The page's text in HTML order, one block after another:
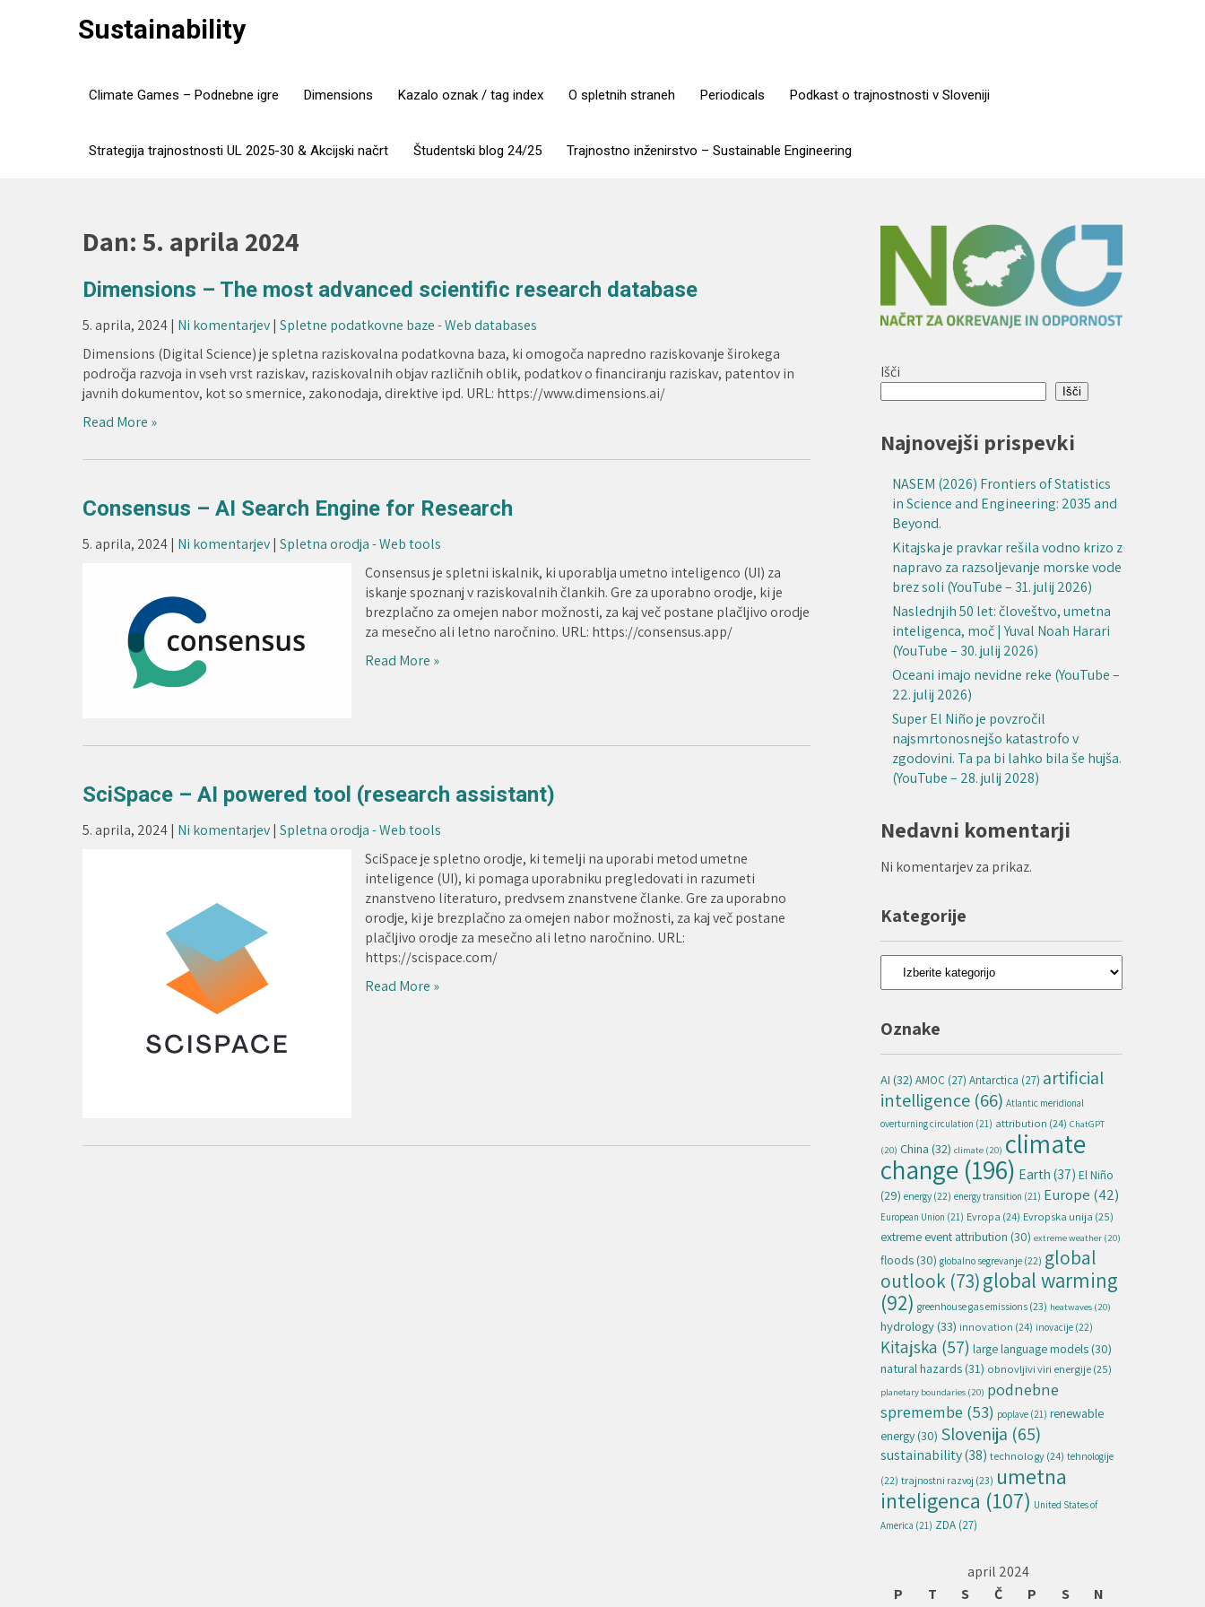
Sustainability
Climate Games – Podnebne igre Dimensions Kazalo oznak / tag index O spletnih straneh Periodicals Podkast o trajnostnosti v Sloveniji
Strategija trajnostnosti UL 2025-30 & Akcijski načrt Študentski blog 24/25 Trajnostno inženirstvo – Sustainable Engineering
Dan: 5. aprila 2024
Dimensions – The most advanced scientific research database
5. aprila, 2024| Ni komentarjev| Spletne podatkovne baze - Web databases
Dimensions (Digital Science) je spletna raziskovalna podatkovna baza, ki omogoča napredno raziskovanje širokega
področja razvoja in vseh vrst raziskav, raziskovalnih objav različnih oblik, podatkov o financiranju raziskav, patentov in
javnih dokumentov, kot so smernice, zakonodaja, direktive ipd. URL: https://www.dimensions.ai/
Read More »
Consensus – AI Search Engine for Research
5. aprila, 2024| Ni komentarjev| Spletna orodja - Web tools
Consensus je spletni iskalnik, ki uporablja umetno inteligenco (UI) za
iskanje spoznanj v raziskovalnih člankih. Gre za uporabno orodje, ki je
brezplačno za omejen nabor možnosti, za kaj več postane plačljivo orodje
za mesečno ali letno naročnino. URL: https://consensus.app/
Read More »
SciSpace – AI powered tool (research assistant)
5. aprila, 2024| Ni komentarjev| Spletna orodja - Web tools
SciSpace je spletno orodje, ki temelji na uporabi metod umetne
inteligence (UI), ki pomaga uporabniku pregledovati in razumeti
znanstveno literaturo, predvsem znanstvene članke. Gre za uporabno
orodje, ki je brezplačno za omejen nabor možnosti, za kaj več postane
plačljivo orodje za mesečno ali letno naročnino. URL:
https://scispace.com/
Read More »
Išči
Išči
Najnovejši prispevki
NASEM (2026) Frontiers of Statistics
in Science and Engineering: 2035 and
Beyond.
Kitajska je pravkar rešila vodno krizo z
napravo za razsoljevanje morske vode
brez soli (YouTube – 31. julij 2026)
Naslednjih 50 let: človeštvo, umetna
inteligenca, moč | Yuval Noah Harari
(YouTube – 30. julij 2026)
Oceani imajo nevidne reke (YouTube –
22. julij 2026)
Super El Niño je povzročil
najsmrtonosnejšo katastrofo v
zgodovini. Ta pa bi lahko bila še hujša.
(YouTube – 28. julij 2028)
Nedavni komentarji
Ni komentarjev za prikaz.
Kategorije
Kategorije
Oznake
AI (32) AMOC (27) Antarctica (27) artificial
intelligence (66) Atlantic meridional
overturning circulation (21) attribution (24) ChatGPT
(20) China (32) climate (20) climate
change (196) Earth (37) El Niño
(29) energy (22) energy transition (21) Europe (42)
European Union (21) Evropa (24) Evropska unija (25)
extreme event attribution (30) extreme weather (20)
floods (30) globalno segrevanje (22) global
outlook (73)global warming
(92) greenhouse gas emissions (23) heatwaves (20)
hydrology(33) innovation (24) inovacije (22)
Kitajska (57) large language models (30)
natural hazards (31) obnovljivi viri energije(25)
planetary boundaries (20) podnebne
spremembe (53) poplave (21) renewable
energy (30) Slovenija (65)
sustainability(38) technology(24) tehnologije
(22) trajnostni razvoj (23) umetna
inteligenca (107) United States of
America (21) ZDA (27)
april 2024
P
T S Č P S N